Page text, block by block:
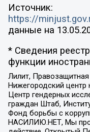
Источник:
https://
данные на
* Сведения
функции
Лилит,
Нижегородский центр
Центр гендерных
граждан Штаб,
Фонд борьбы с
НАСИЛИЮ.НЕТ, Мы